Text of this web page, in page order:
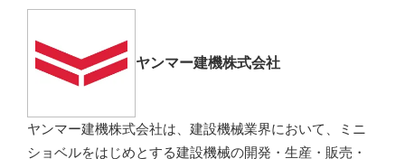
ヤンマー建機株式会社
ヤンマー建機株式会社は、建設機械業界において、ミニ
ショベルをはじめとする建設機械の開発・生産・販売・